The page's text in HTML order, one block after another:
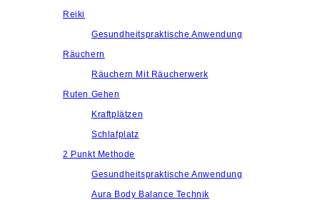
Reiki
Gesundheitspraktische Anwendung
Räuchern
Räuchern Mit Räucherwerk
Ruten Gehen
Kraftplätzen
Schlafplatz
2 Punkt Methode
Gesundheitspraktische Anwendung
Aura Body Balance Technik